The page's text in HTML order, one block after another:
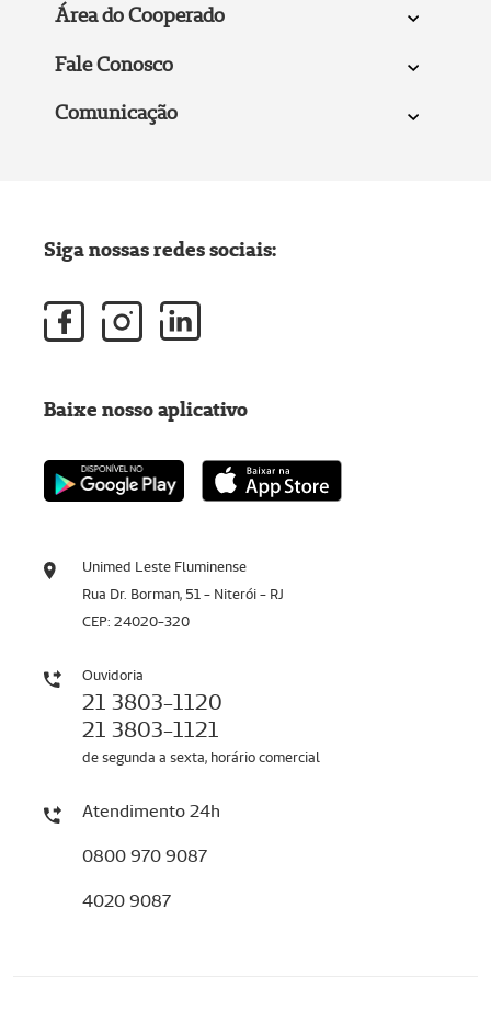
Área do Cooperado
Fale Conosco
Comunicação
Unimed Leste Fluminense
Rua Dr. Borman, 51 - Niterói - RJ
CEP: 24020-320
Ouvidoria
21 3803-1120
21 3803-1121
de segunda a sexta, horário comercial
Atendimento 24h
0800 970 9087
4020 9087
Siga nossas redes sociais:
Baixe nosso aplicativo